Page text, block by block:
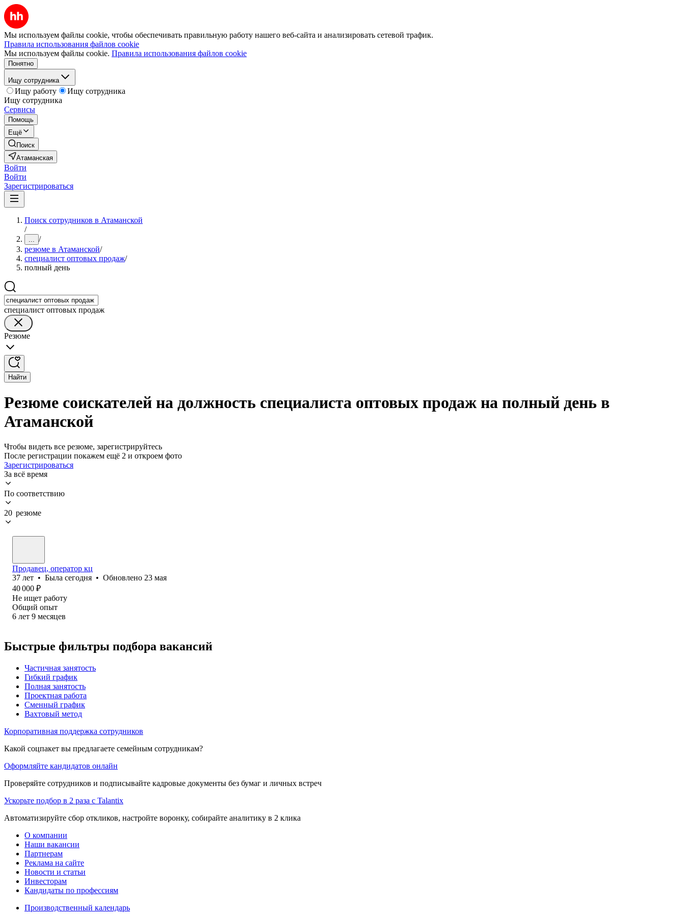
Мы используем файлы cookie, чтобы обеспечивать правильную работу нашего веб-сайта и анализировать сетевой трафик.
Правила использования файлов cookie
Мы используем файлы cookie. Правила использования файлов cookie
Понятно
Ищу сотрудника
Ищу работу
Ищу сотрудника
Ищу сотрудника
Сервисы
Помощь
Ещё
Поиск
Атаманская
Войти
Войти
Зарегистрироваться
Поиск сотрудников в Атаманской
/
... /
резюме в Атаманской/
специалист оптовых продаж/
полный день
специалист оптовых продаж
Резюме
Найти
Резюме соискателей на должность специалиста оптовых продаж на полный день в
Атаманской
Чтобы видеть все резюме, зарегистрируйтесь
После регистрации покажем ещё 2 и откроем фото
Зарегистрироваться
За всё время
По соответствию
20 резюме
Продавец, оператор кц
37 лет • Была сегодня • Обновлено 23 мая
40 000 ₽
Не ищет работу
Общий опыт
6 лет 9 месяцев
Быстрые фильтры подбора вакансий
Частичная занятость
Гибкий график
Полная занятость
Проектная работа
Сменный график
Вахтовый метод
Корпоративная поддержка сотрудников
Какой соцпакет вы предлагаете семейным сотрудникам?
Оформляйте кандидатов онлайн
Проверяйте сотрудников и подписывайте кадровые документы без бумаг и личных встреч
Ускорьте подбор в 2 раза с Talantix
Автоматизируйте сбор откликов, настройте воронку, собирайте аналитику в 2 клика
О компании
Наши вакансии
Партнерам
Реклама на сайте
Новости и статьи
Инвесторам
Кандидаты по профессиям
Производственный календарь